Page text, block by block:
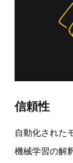
信頼性
自動化された
機械学習の解